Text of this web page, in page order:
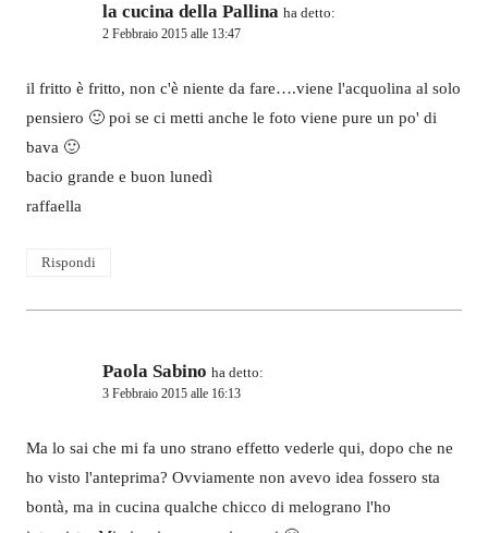
la cucina della Pallina ha detto:
2 Febbraio 2015 alle 13:47
il fritto è fritto, non c'è niente da fare….viene l'acquolina al solo
pensiero 🙂 poi se ci metti anche le foto viene pure un po' di
bava 🙂
bacio grande e buon lunedì
raffaella
Rispondi
Paola Sabino ha detto:
3 Febbraio 2015 alle 16:13
Ma lo sai che mi fa uno strano effetto vederle qui, dopo che ne
ho visto l'anteprima? Ovviamente non avevo idea fossero sta
bontà, ma in cucina qualche chicco di melograno l'ho